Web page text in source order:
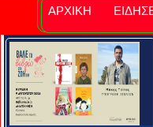
ΑΡΧΙΚΗ